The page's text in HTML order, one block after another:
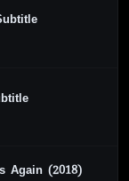
Again (2018)